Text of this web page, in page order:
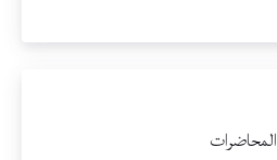
المحاضرات